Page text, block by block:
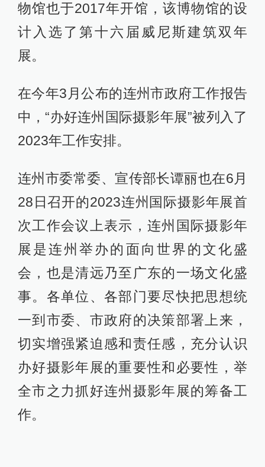
物馆也于2017年开馆，该博物馆的设
计入选了第十六届威尼斯建筑双年
展。
在今年3月公布的连州市政府工作报告
中，“办好连州国际摄影年展”被列入了
2023年工作安排。
连州市委常委、宣传部长谭丽也在6月
28日召开的2023连州国际摄影年展首
次工作会议上表示，连州国际摄影年
展是连州举办的面向世界的文化盛
会，也是清远乃至广东的一场文化盛
事。各单位、各部门要尽快把思想统
一到市委、市政府的决策部署上来，
切实增强紧迫感和责任感，充分认识
办好摄影年展的重要性和必要性，举
全市之力抓好连州摄影年展的筹备工
作。